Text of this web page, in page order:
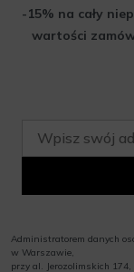
-15% na cały
wartości
Administratorem danych
w Warszawie,
przy al. Jerozolimskich 174,